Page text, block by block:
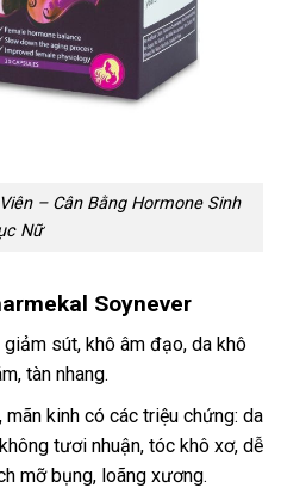
– Cân Bằng Hormone Sinh
Nữ
Soynever
sút, khô âm đạo, da khô
tàn nhang.
kinh có các triệu chứng: da
tươi nhuận, tóc khô xơ, dễ
mỡ bụng, loãng xương.